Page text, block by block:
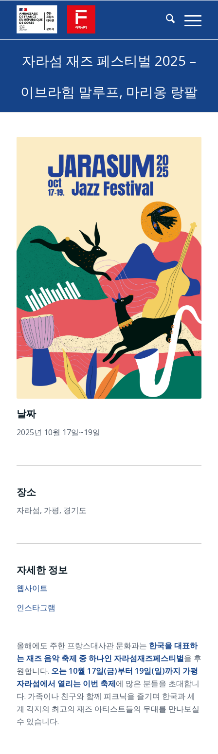
자라섬 재즈 페스티벌 2025 –
이브라힘 말루프, 마리옹 랑팔
날짜
2025년 10월 17일~19일
장소
자라섬, 가평, 경기도
자세한 정보
웹사이트
인스타그램
올해에도 주한 프랑스대사관 문화과는 한국을 대표하
는 재즈 음악 축제 중 하나인 자라섬재즈페스티벌을 후
원합니다. 오는 10월 17일(금)부터 19일(일)까지 가평
자라섬에서 열리는 이번 축제에 많은 분들을 초대합니
다. 가족이나 친구와 함께 피크닉을 즐기며 한국과 세
계 각지의 최고의 재즈 아티스트들의 무대를 만나보실
수 있습니다.